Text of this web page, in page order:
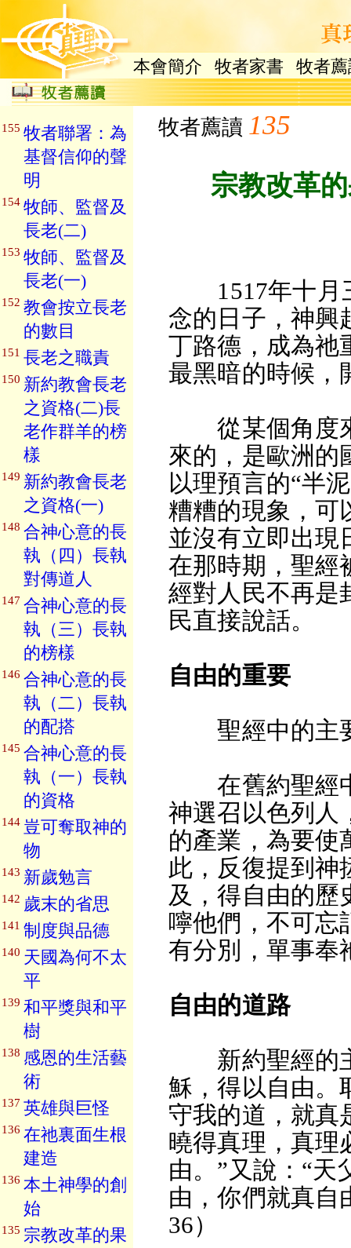
本會簡介 牧者家書 牧者
155 牧者聯署：為
基督信仰的聲
明
154 牧師、監督及
長老(二)
153 牧師、監督及
長老(一)
152 教會按立長老
的數目
151 長老之職責
150 新約教會長老
之資格(二)長
老作群羊的榜
樣
149 新約教會長老
之資格(一)
148 合神心意的長
執（四）長執
對傳道人
147 合神心意的長
執（三）長執
的榜樣
146 合神心意的長
執（二）長執
的配搭
145 合神心意的長
執（一）長執
的資格
144 豈可奪取神的
物
143 新歲勉言
142 歲末的省思
141 制度與品德
140 天國為何不太
平
139 和平獎與和平
樹
138 感恩的生活藝
術
137 英雄與巨怪
136 在祂裏面生根
建造
136 本土神學的創
始
135 宗教改革的果
牧者薦讀 135
宗教改革
1517年十月
念的日子，神興
丁路德，成為祂
最黑暗的時候，
從某個角度
來的，是歐洲的
以理預言的“半
糟糟的現象，可
並沒有立即出現
在那時期，聖經
經對人民不再是
民直接說話。
自由的重要
聖經中的主
在舊約聖經
神選召以色列人
的產業，為要使
此，反復提到神
及，得自由的歷
嚀他們，不可忘
有分別，單事奉
自由的道路
新約聖經的
穌，得以自由。
守我的道，就真
曉得真理，真理
由。”又說：“天
由，你們就真自
36）